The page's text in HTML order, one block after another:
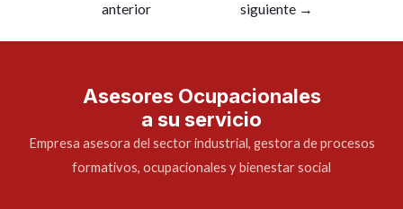
anterior
siguiente →
Asesores Ocupacionales
a su servicio
Empresa asesora del sector industrial, gestora de procesos
formativos, ocupacionales y bienestar social